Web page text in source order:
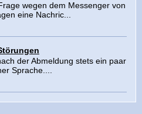
wegen dem Messenger von
eine Nachric...
der Abmeldung stets ein paar
Sprache....